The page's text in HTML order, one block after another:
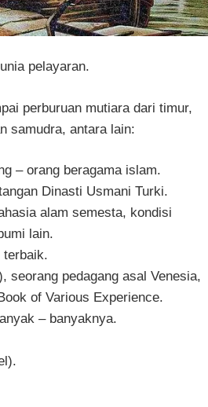
pelayaran.
perburuan mutiara dari timur,
samudra, antara lain:
– orang beragama islam.
Dinasti Usmani Turki.
alam semesta, kondisi
lain.
terbaik.
seorang pedagang asal Venesia,
of Various Experience.
– banyaknya.